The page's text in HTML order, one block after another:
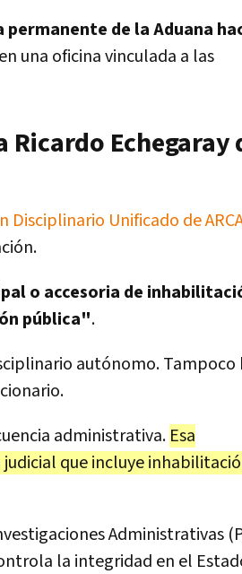
de la Aduana
una oficina vinculada a las
Ricardo Echegaray
Disciplinario Unificado de
o accesoria de
pública".
autónomo. Tampoco
administrativa. Esa
que incluye
Administrativas
la integridad en el